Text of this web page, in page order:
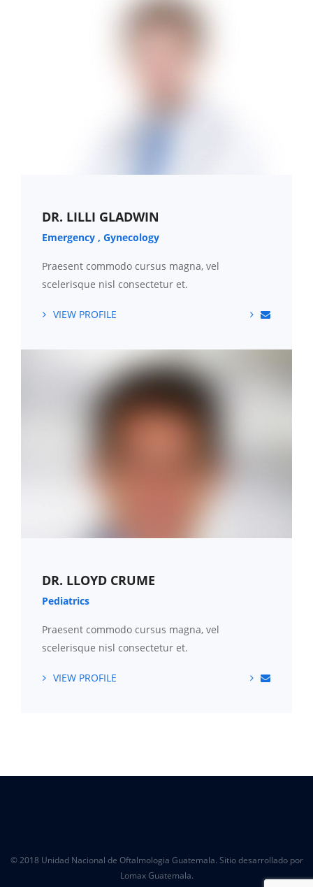
DR. LILLI GLADWIN
Emergency Gynecology
Praesent commodo cursus magna, vel
scelerisque nisl consectetur et.
VIEW PROFILE
DR. LLOYD CRUME
Pediatrics
Praesent commodo cursus magna, vel
scelerisque nisl consectetur et.
VIEW PROFILE
© 2018 Unidad Nacional de Oftalmologia Guatemala. Sitio desarrollado por
Lomax Guatemala.